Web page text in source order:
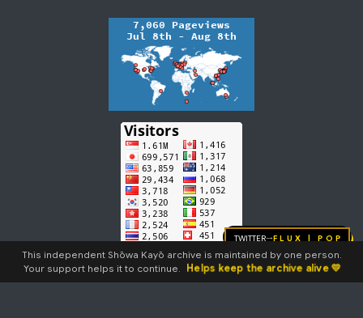
Twitter→FLUX | pop
This independent Shōwa Kayō archive is maintained by one person.
Your support helps it to continue.
Helps keep the archive alive 💛